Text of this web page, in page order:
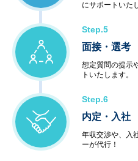
にサポートいた
Step.5
面接・選考
想定質問の提示
トいたします。
Step.6
内定・入社
年収交渉や、入
ーが代行！